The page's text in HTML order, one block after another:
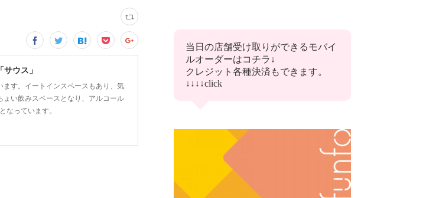
ウス」
す。イートインスペースもあり、気
い飲みスペースとなり、アルコール
っています。